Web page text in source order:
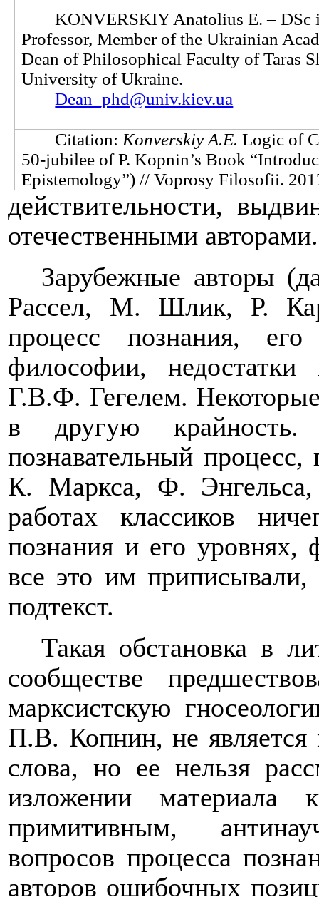
KONVERSKIY Anatolius E. ‒ DSc
Professor, Member of the Ukrainian
Dean of Philosophical Faculty of Taras
University of Ukraine.
Dean_phd@univ.kiev.ua
Citation:Konverskiy A.E. Logic of
50-jubilee оf P. Kopnin’s Book
Epistemology”) // Voprosy Filosofii.
действительности,
отечественными авторами.
Зарубежные авторы
Рассел, М. Шлик, Р.
процесс познания,
философии,
Г.В.Ф. Гегелем.
в другую
познавательный
К. Маркса, Ф.
работах классиков
познания и его уровнях,
все это им приписывали,
подтекст.
Такая обстановка в
сообществе
марксистскую
П.В. Копнин, не
слова, но ее нельзя
изложении материала
примитивным,
вопросов процесса
авторов ошибочных